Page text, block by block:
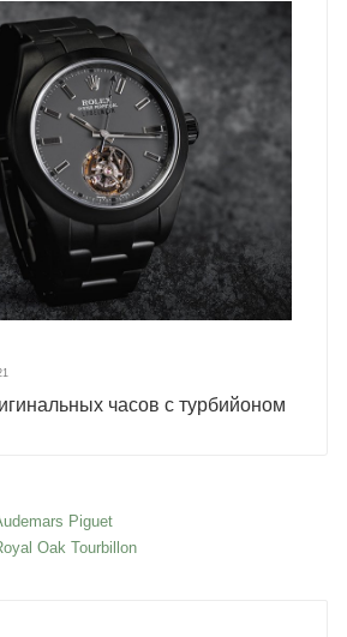
часов с турбийоном
Piguet
Oak Tourbillon